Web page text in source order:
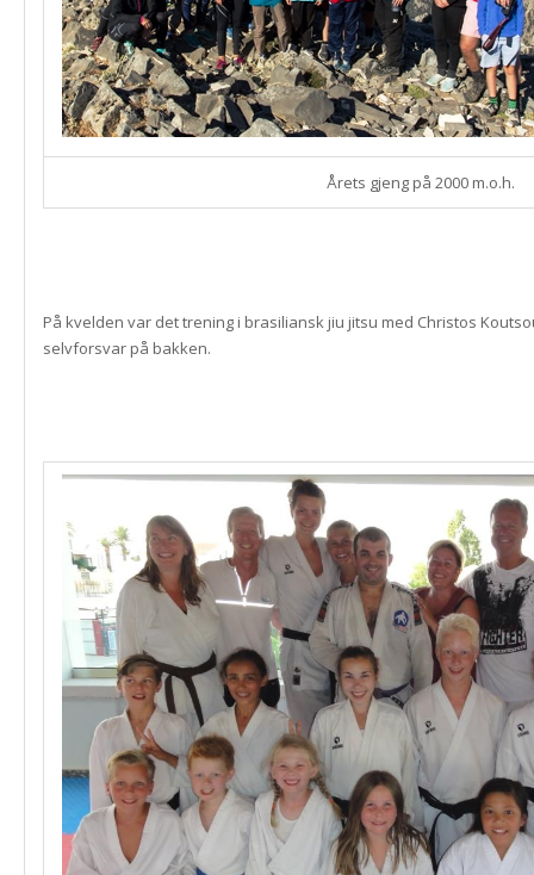
Årets gjeng på 2000 m.o.h.
På kvelden var det trening i brasiliansk jiu jitsu med Christos
selvforsvar på bakken.